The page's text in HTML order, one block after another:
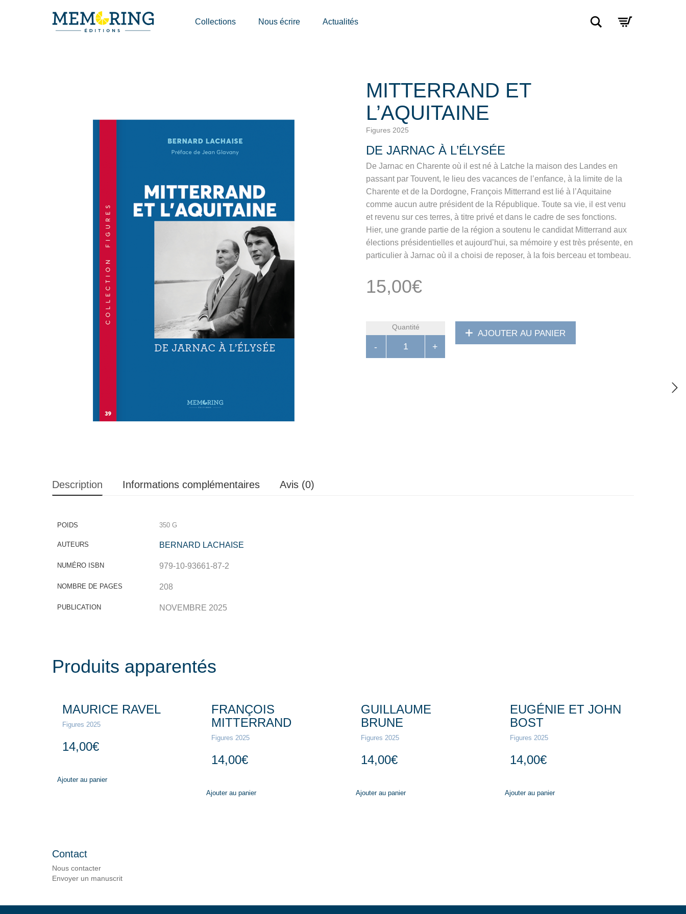
Collections Nous écrire Actualités Rechercher
MITTERRAND ET
L’AQUITAINE
Figures 2025
DE JARNAC À L’ÉLYSÉE
De Jarnac en Charente où il est né à Latche la maison des Landes en
passant par Touvent, le lieu des vacances de l’enfance, à la limite de la
Charente et de la Dordogne, François Mitterrand est lié à l’Aquitaine
comme aucun autre président de la République. Toute sa vie, il est venu
et revenu sur ces terres, à titre privé et dans le cadre de ses fonctions.
Hier, une grande partie de la région a soutenu le candidat Mitterrand aux
élections présidentielles et aujourd’hui, sa mémoire y est très présente, en
particulier à Jarnac où il a choisi de reposer, à la fois berceau et tombeau.
15,00€
Quantité
AJOUTER AU PANIER
Description Informations complémentaires Avis (0)
POIDS 350 G
AUTEURS BERNARD LACHAISE
NUMÉRO ISBN 979-10-93661-87-2
NOMBRE DE PAGES 208
PUBLICATION NOVEMBRE 2025
Produits apparentés
MAURICE RAVEL
Figures 2025
14,00€
Ajouter au panier
FRANÇOIS
MITTERRAND
Figures 2025
14,00€
Ajouter au panier
GUILLAUME
BRUNE
Figures 2025
14,00€
Ajouter au panier
EUGÉNIE ET JOHN
BOST
Figures 2025
14,00€
Ajouter au panier
Contact
Nous contacter
Envoyer un manuscrit